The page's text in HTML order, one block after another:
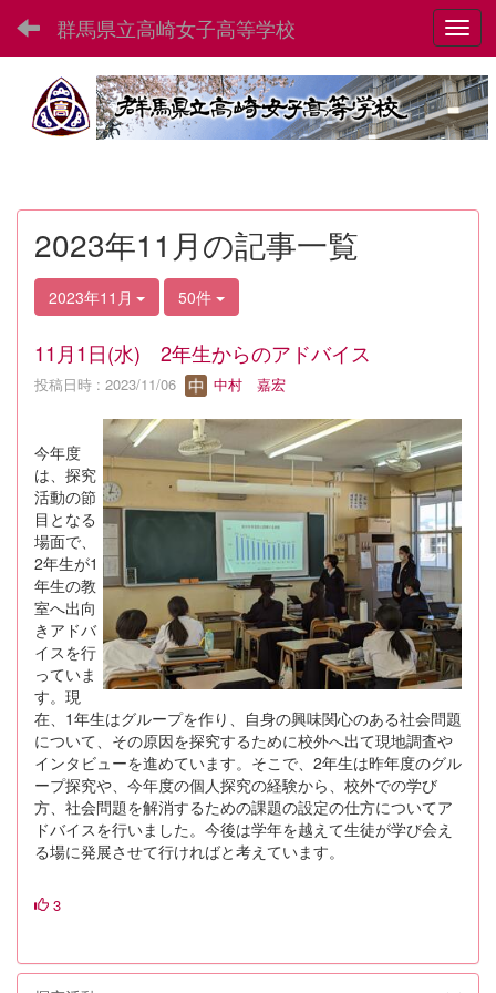
群馬県立高崎女子高等学校
2023年11月の記事一覧
2023年11月 50件
11月1日(水) 2年生からのアドバイス
投稿日時 : 2023/11/06 中村 嘉宏
今年度
は、探究
活動の節
目となる
場面で、
2年生が1
年生の教
室へ出向
きアドバ
イスを行
っていま
す。現
在、1年生はグループを作り、自身の興味関心のある社会問題
について、その原因を探究するために校外へ出て現地調査や
インタビューを進めています。そこで、2年生は昨年度のグル
ープ探究や、今年度の個人探究の経験から、校外での学び
方、社会問題を解消するための課題の設定の仕方についてア
ドバイスを行いました。今後は学年を越えて生徒が学び会え
る場に発展させて行ければと考えています。
3